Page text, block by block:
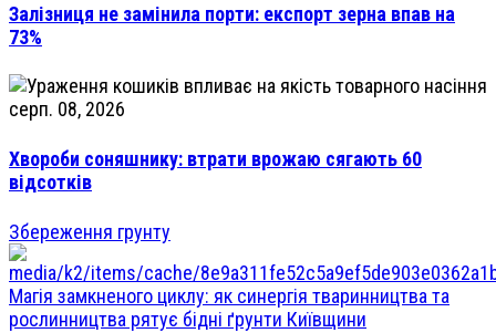
Залізниця не замінила порти: експорт зерна впав на
73%
серп. 08, 2026
Хвороби соняшнику: втрати врожаю сягають 60
відсотків
Збереження грунту
Магія замкненого циклу: як синергія тваринництва та
рослинництва рятує бідні ґрунти Київщини